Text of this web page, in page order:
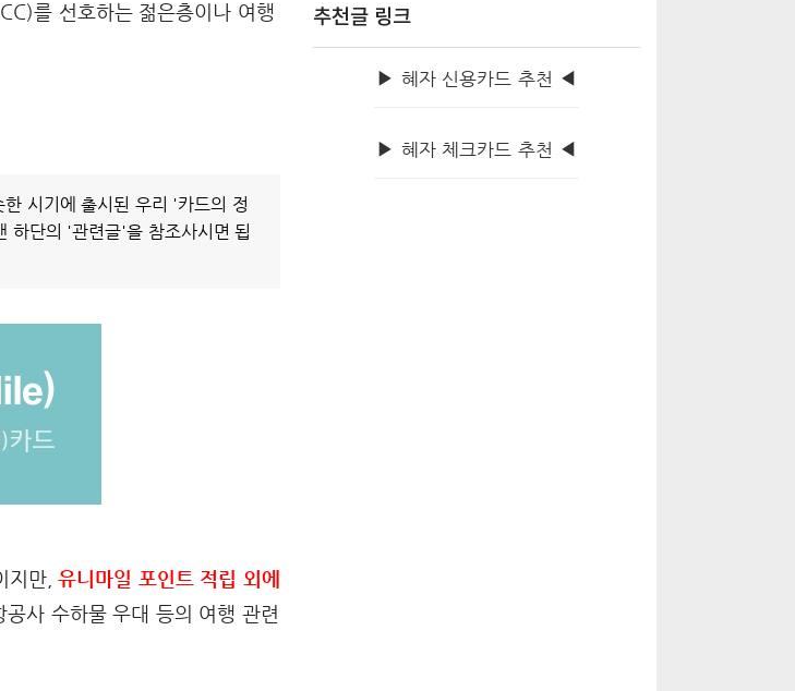
를 선호하는 젊은층이나 여행
시기에 출시된 우리 '카드의 정
하단의 '관련글'을 참조사시면 됩
지만, 유니마일 포인트 적립 외에
사 수하물 우대 등의 여행 관련
추천글 링크
▶ 혜자 신용카드 추천 ◀
▶ 혜자 체크카드 추천 ◀